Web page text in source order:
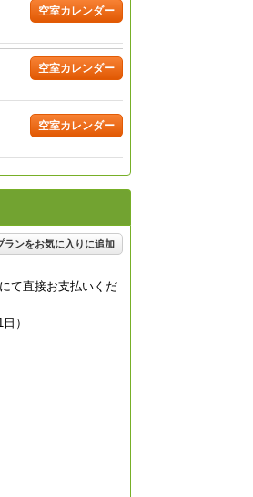
空室カレンダー
空室カレンダー
空室カレンダー
ランをお気に入りに追加
て直接お支払いくだ
）